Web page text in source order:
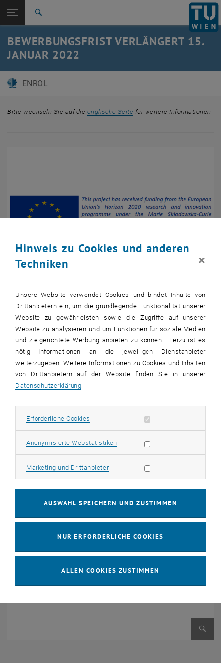
TU Login
Quicklinks
Quicklinks-Menü umschalten
Studium
International
Karriere
Zur 1. Menü Ebene
MSCA-COFUND Doctoral Programme "ENROL"
Zurück: Subseiten von Bewerbung und Auswahl auflisten
Zurück zur letzten Ebene:
Bewerbung und Auswahl
BEWERBUNGSFRIST VERLÄNGERT 15.
JANUAR 2022
ENROL
Bitte wechseln Sie auf die englische Seite für weitere Informationen
Engineering for Life Sciences - Doctoral
Programme
FOLLOW US onLinkedIn, öffnet eine externe URL in einem
Hinweis zu Cookies und anderen
Techniken
×
Unsere Website verwendet Cookies und bindet Inhalte von
Drittanbietern ein, um die grundlegende Funktionalität unserer
Website zu gewährleisten sowie die Zugriffe auf unserer
Website zu analysieren und um Funktionen für soziale Medien
und zielgerichtete Werbung anbieten zu können. Hierzu ist es
nötig Informationen an die jeweiligen Dienstanbieter
weiterzugeben. Weitere Informationen zu Cookies und Inhalten
von Drittanbietern auf der Website finden Sie in unserer
Datenschutzerklärung.
Erforderliche Cookies Erforderliche Cookies zulassen
Anonymisierte WebstatistikenStatistik Cookies zulassen
Marketing und DrittanbieterMarketing Cookies zulassen
AUSWAHL SPEICHERN UND ZUSTIMMEN
NUR ERFORDERLICHE COOKIES
ALLEN COOKIES ZUSTIMMEN